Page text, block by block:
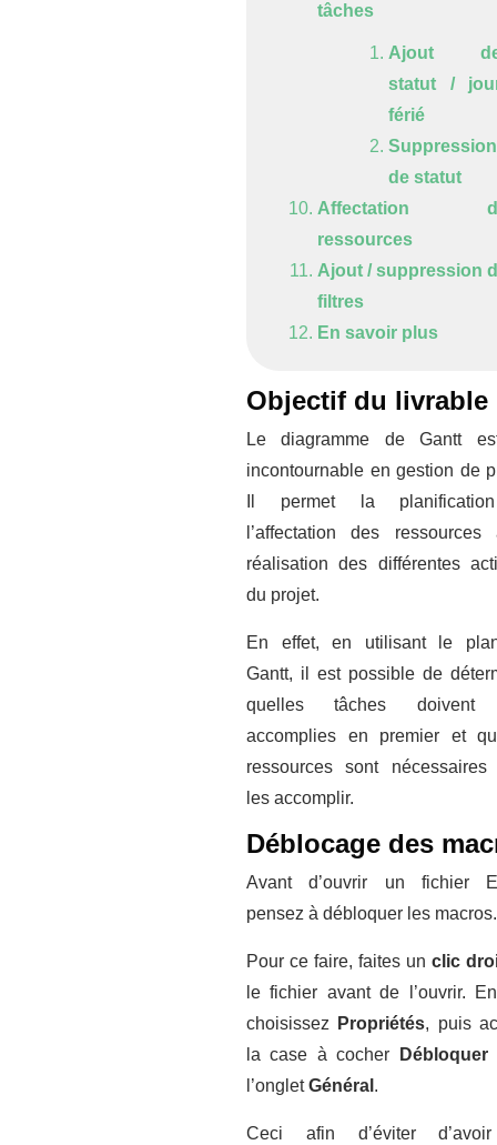
tâches
Ajout
statut /
férié
Suppression
de statut
Affectation
ressources
Ajout / suppression
filtres
En savoir plus
Objectif du livrable
Le diagramme de Gantt
incontournable en gestion de
Il permet la
l’affectation des
réalisation des différentes
du projet.
En effet, en utilisant le
Gantt, il est possible de
quelles tâches doivent
accomplies en premier et
ressources sont nécessaires
les accomplir.
Déblocage des
Avant d’ouvrir un fichier
pensez à débloquer les macros.
Pour ce faire, faites un clic
le fichier avant de l’ouvrir.
choisissez
Propriétés, puis
la case à cocher
Débloquer
l’ongletGénéral .
Ceci afin d’éviter